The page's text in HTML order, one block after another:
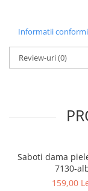
Informatii
Review-uri(0)
Saboti dama
7130-
159,00